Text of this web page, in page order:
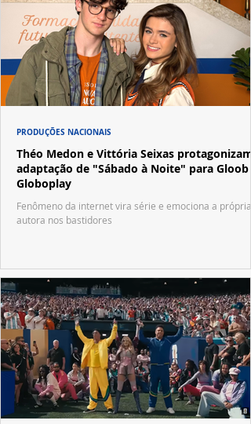
Théo Medon e Vittória Seixas protagonizam
adaptação de "Sábado à Noite" para Gloob e
Globoplay
Fenômeno da internet vira série e emociona a própria
autora nos bastidores
PRODUÇÕES NACIONAIS